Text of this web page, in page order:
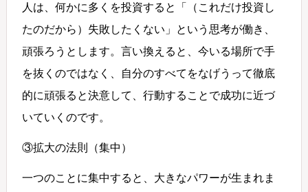
人は、何かに多くを投資すると「（これだけ投資し
たのだから）失敗したくない」という思考が働き、
頑張ろうとします。言い換えると、今いる場所で手
を抜くのではなく、自分のすべてをなげうって徹底
的に頑張ると決意して、行動することで成功に近づ
いていくのです。
③拡大の法則（集中）
一つのことに集中すると、大きなパワーが生まれま